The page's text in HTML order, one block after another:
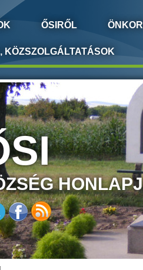
ŐSIRŐL
KÖZSZOLGÁLTATÁSOK